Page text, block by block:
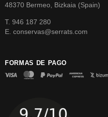
48370 Bermeo, Bizkaia (Spain)
T. 946 187 280
E. conservas@serrats.com
FORMAS DE PAGO